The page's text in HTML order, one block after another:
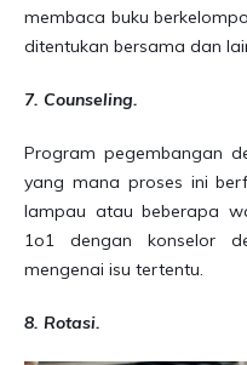
membaca buku
ditentukan bersama dan
7. Counseling.
Program pegembangan
yang mana proses ini
lampau atau beberapa
1o1 dengan konselor
mengenai isu tertentu.
8. Rotasi.